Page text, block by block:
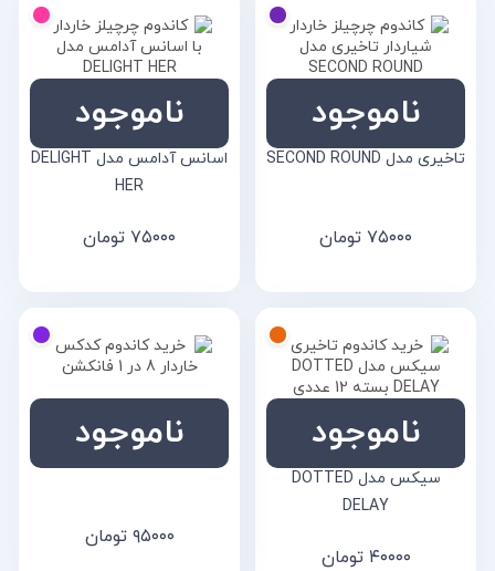
ناموجود
کاندوم چرچیلز خاردار شیاردار
تاخیری مدل SECOND ROUND
۷۵۰۰۰ تومان
ناموجود
کاندوم چرچیلز خاردار با
اسانس آدامس مدل DELIGHT
HER
۷۵۰۰۰ تومان
ناموجود
خرید کاندوم تاخیری خاردار
سیکس مدل DOTTED
DELAY
۴۰۰۰۰ تومان
ناموجود
۹۵۰۰۰ تومان